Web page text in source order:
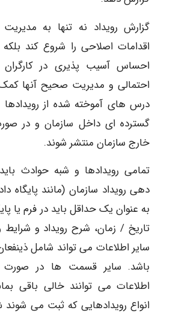
گزارش رویداد نه تنها به
اقدامات اصلاحی را شروع کند
احساس آسیب پذیری در
احتمالی و مدیریت صحیح آنها کمک
درس های آموخته شده از
گسترده ای داخل سازمان و در
خارج سازمان منتشر شوند.
تمامی رویدادها و شبه حوادث
دهی رویداد سازمان (مانند پایگاه
به عنوان یک حداقل باید در فرم یا
تاریخ / زمان، شرح رویداد و
سایر اطلاعات می تواند شامل
باشد. سایر قسمت ها در صورت
اطلاعات می توانند خالی باقی
انواع رویدادهایی که ثبت می شوند